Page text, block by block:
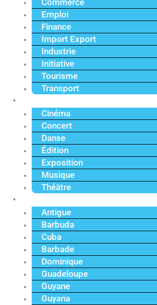
Commerce
Emploi
Finance
Import Export
Industrie
Initiative
Tourisme
Transport
Cinéma
Concert
Danse
Édition
Exposition
Musique
Théâtre
Antigue
Barbuda
Cuba
Barbade
Dominique
Guadeloupe
Guyane
Guyana